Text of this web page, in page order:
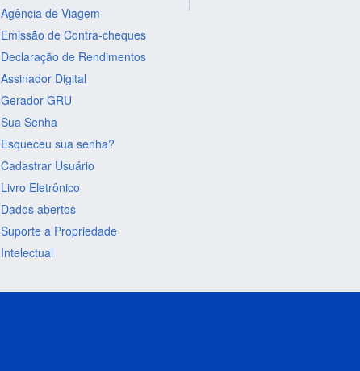
Agência de Viagem
Emissão de Contra-cheques
Declaração de Rendimentos
Assinador Digital
Gerador GRU
Sua Senha
Esqueceu sua senha?
Cadastrar Usuário
Livro Eletrônico
Dados abertos
Suporte a Propriedade
Intelectual